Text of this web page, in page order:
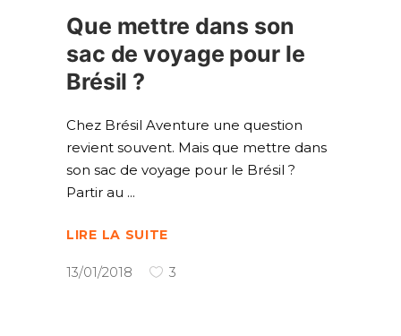
Que mettre dans son
sac de voyage pour le
Brésil ?
Chez Brésil Aventure une question
revient souvent. Mais que mettre dans
son sac de voyage pour le Brésil ?
Partir au
LIRE LA SUITE
13/01/2018 3